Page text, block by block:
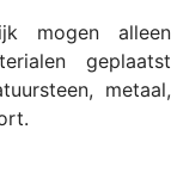
mogen alleen
geplaatst
metaal,